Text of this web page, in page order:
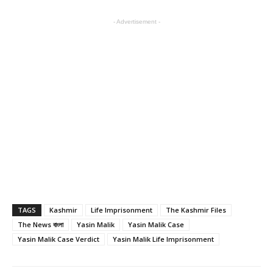
- Advertisement -
TAGS Kashmir Life Imprisonment
The Kashmir Files
The News বাংলা
Yasin Malik
Yasin Malik Case
Yasin Malik Case Verdict
Yasin Malik Life Imprisonment